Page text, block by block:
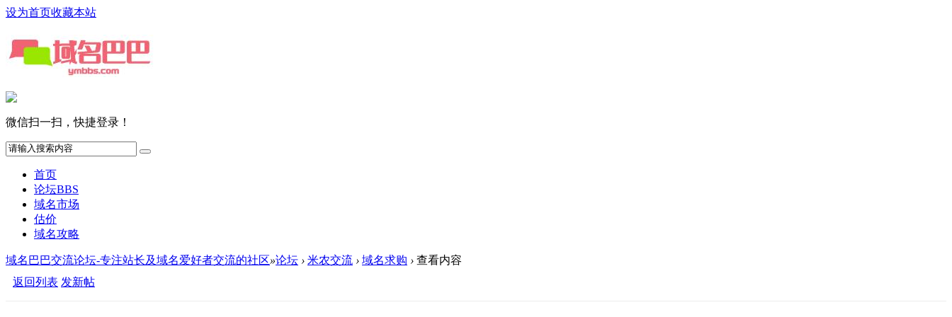
设为首页收藏本站
微信扫一扫，快捷登录！
首页
论坛BBS
域名市场
估价
域名攻略
域名巴巴交流论坛-专注站长及域名爱好者交流的社区»论坛 › 米农交流 › 域名求购 › 查看内容
返回列表 发新帖